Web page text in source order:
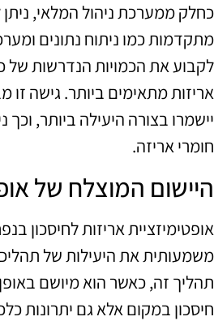
כחלק ממערכת ניהול המלאי,
מתקדמות כמו ניתוח נתונים
לקבוע את הכמויות הנדרשות של
אריזות מתאימים ביותר. גישה
יישמרו בצורה היעילה ביותר, וכך
חומרי אריזה.
היישום המוצלח של
אופטימיזציית אריזות לחיסכון
משמעותית את היעילות של
תהליך זה, כאשר הוא מיושם
חיסכון במקום אלא גם יתרונות